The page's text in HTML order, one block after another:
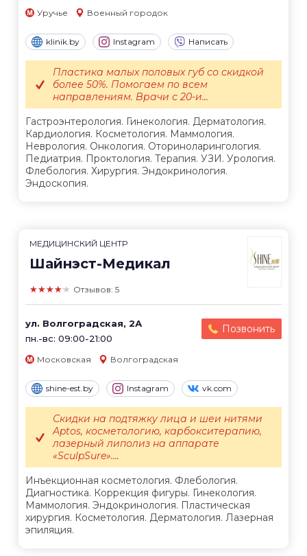
Уручье Военный городок
klinik.by Instagram Написать
Гастроэнтерология. Гинекология. Дерматология.
Кардиология. Косметология. Маммология.
Неврология. Онкология. Оториноларингология.
Педиатрия. Проктология. Терапия. УЗИ. Урология.
Флебология. Хирургия. Эндокринология.
Эндоскопия.
Пластика малых половых губ со скидкой
более 50%. Помогаем по всем
направлениям. Врачи с 20-и...
МЕДИЦИНСКИЙ ЦЕНТР
Шайнэст-Медикал
★★★★★ Отзывов: 5
ул. Волгоградская, 2А
пн.-вс: 09:00-21:00
Позвонить
Московская Волгоградская
shine-est.by Instagram vk.com
Инъекционная косметология. Флебология.
Диагностика. Коррекция фигуры. Гинекология.
Маммология. Эндокринология. Пластическая
хирургия. Косметология. Дерматология. Лазерная
эпиляция.
Скидки на подтяжку лица и шеи нитями
Aptos, косметологию, карбокситерапию,
лазерный липолиз на аппарате
«SculpSure»....